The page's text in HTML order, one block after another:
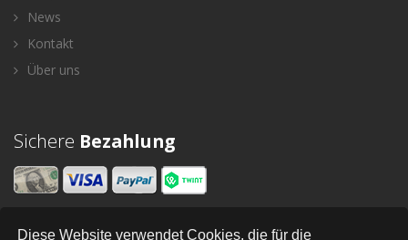
Diese Website verwendet Cookies, die für die
News
Kontakt
Über uns
Sichere Bezahlung